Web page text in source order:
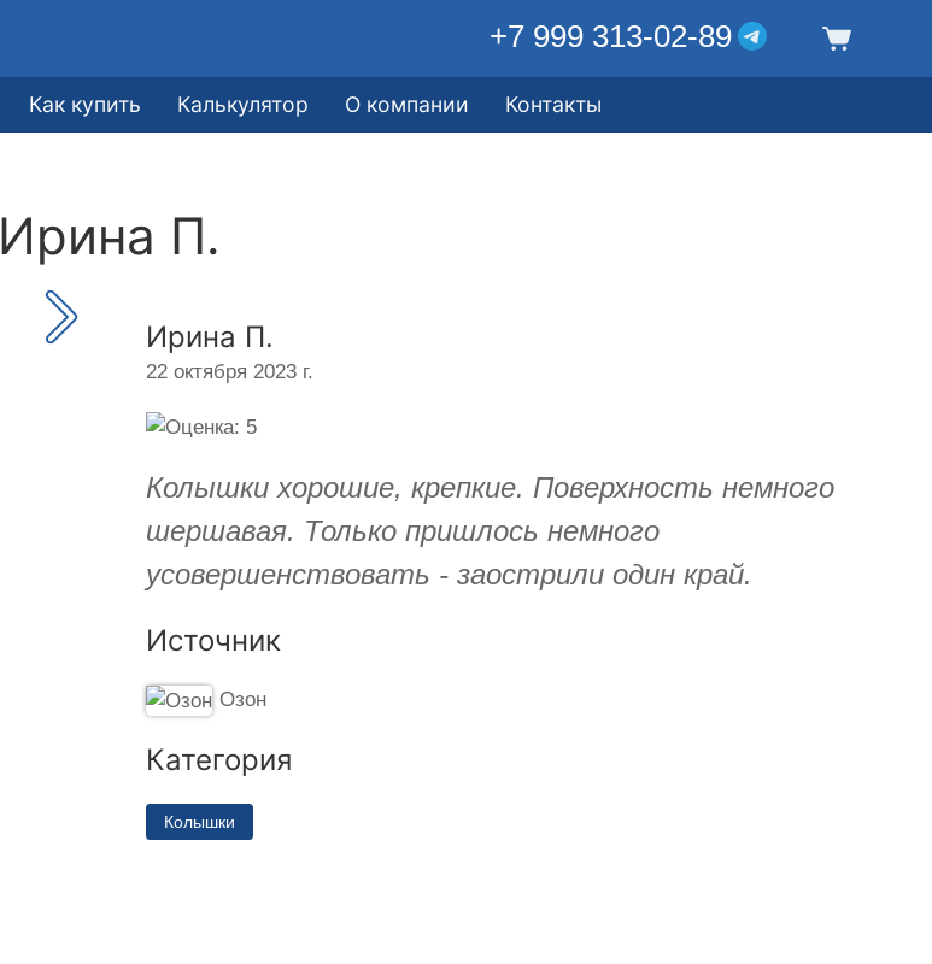
+7 999 313-02-89
Как купить Калькулятор О компании Контакты
Ирина П.
Ирина П.
22 октября 2023 г.
Колышки хорошие, крепкие. Поверхность немного
шершавая. Только пришлось немного
усовершенствовать - заострили один край.
Источник
Озон
Категория
Колышки